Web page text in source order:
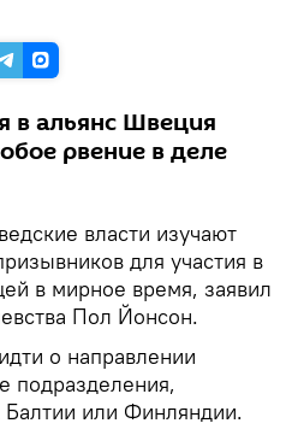
в альянс Швеция
рвение в деле
власти изучают
для участия в
в мирное время, заявил
Пол Йонсон.
о направлении
подразделения,
или Финляндии.